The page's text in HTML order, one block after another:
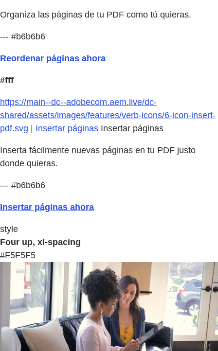
Organiza las páginas de tu PDF como tú quieras.
--- #b6b6b6
Reordenar páginas ahora
#fff
https://main--dc--adobecom.aem.live/dc-
shared/assets/images/features/verb-icons/6-icon-insert-
pdf.svg | Insertar páginas Insertar páginas
Inserta fácilmente nuevas páginas en tu PDF justo
donde quieras.
--- #b6b6b6
Insertar páginas ahora
style
Four up, xl-spacing
#F5F5F5